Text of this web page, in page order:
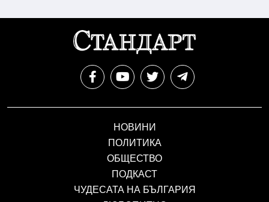
НОВИНИ
ПОЛИТИКА
ОБЩЕСТВО
ПОДКАСТ
ЧУДЕСАТА НА БЪЛГАРИЯ